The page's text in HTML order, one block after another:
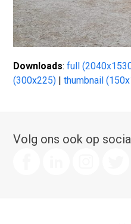
Downloads:full
(300x225) |thumbnail
Volg ons ook op